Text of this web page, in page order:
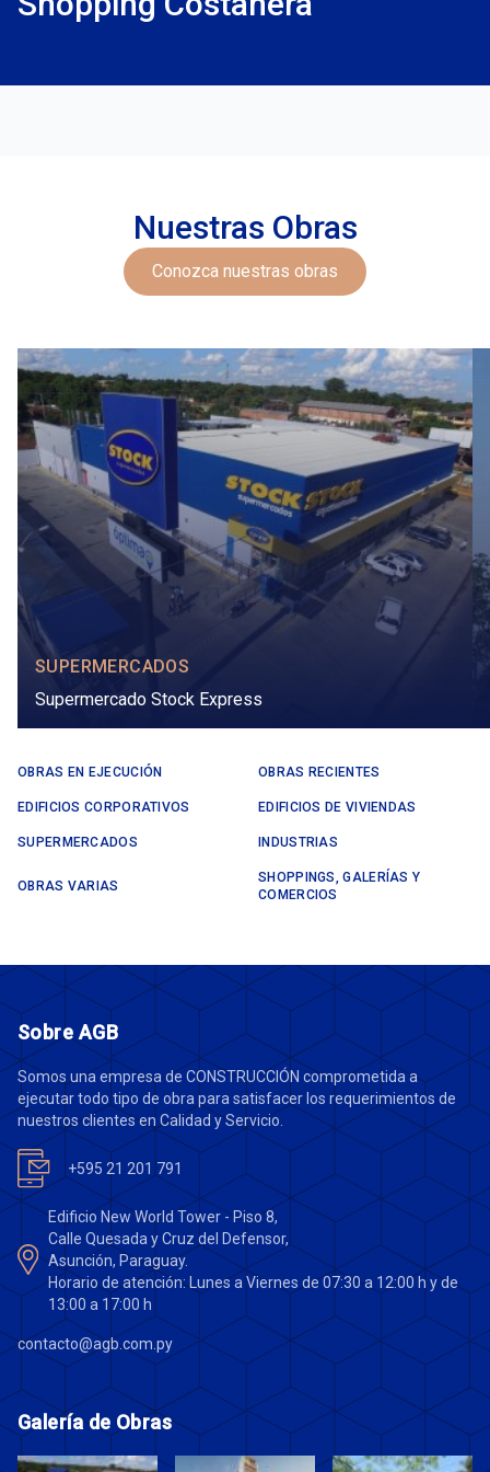
Nuestras Obras
Conozca nuestras obras
SUPERMERCADOS
Supermercado Stock Express
OBRAS EN EJECUCIÓN OBRAS RECIENTES
EDIFICIOS CORPORATIVOS EDIFICIOS DE VIVIENDAS
SUPERMERCADOS INDUSTRIAS
OBRAS VARIAS
SHOPPINGS, GALERÍAS Y
COMERCIOS
Sobre AGB
Somos una empresa de CONSTRUCCIÓN comprometida a
ejecutar todo tipo de obra para satisfacer los requerimientos de
nuestros clientes en Calidad y Servicio.
+595 21 201 791
Edificio New World Tower - Piso 8,
Calle Quesada y Cruz del Defensor,
Asunción, Paraguay.
Horario de atención: Lunes a Viernes de 07:30 a 12:00 h y de
13:00 a 17:00 h
contacto@agb.com.py
Galería de Obras